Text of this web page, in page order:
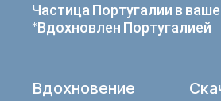
Частица Португалии в
*Вдохновлен Португалией
Вдохновение